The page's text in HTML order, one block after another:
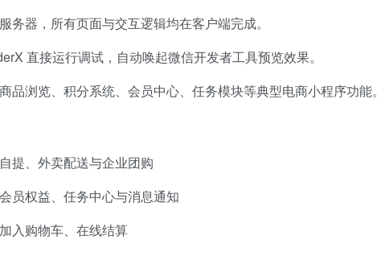
务器，所有页面与交互逻辑均在客户端完成。
直接运行调试，自动唤起微信开发者工具预览效果。
品浏览、积分系统、会员中心、任务模块等典型电商小程序功能。
提、外卖配送与企业团购
员权益、任务中心与消息通知
入购物车、在线结算